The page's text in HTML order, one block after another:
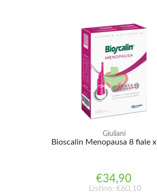
Giuliani
Bioscalin Menopausa 8 fiale
€34,90
Listino: €60,10